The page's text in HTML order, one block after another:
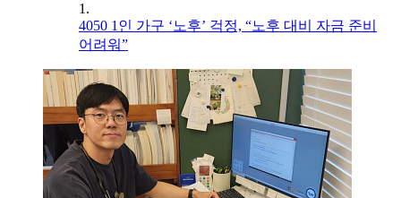
1.
4050 1인 가구 ‘노후’ 걱정, “노후 대비 자금 준비
어려워”